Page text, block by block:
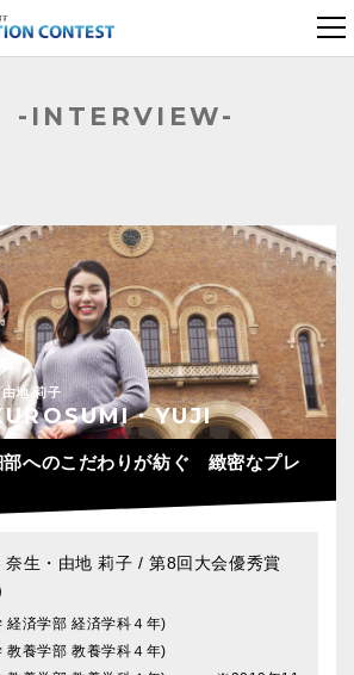
-INTERVIEW-
地 莉子
・YUJI
部へのこだわりが紡ぐ 緻密なプレ
生・由地 莉子 / 第8回大会優秀賞
経済学部 経済学科４年)
教養学部 教養学科４年)